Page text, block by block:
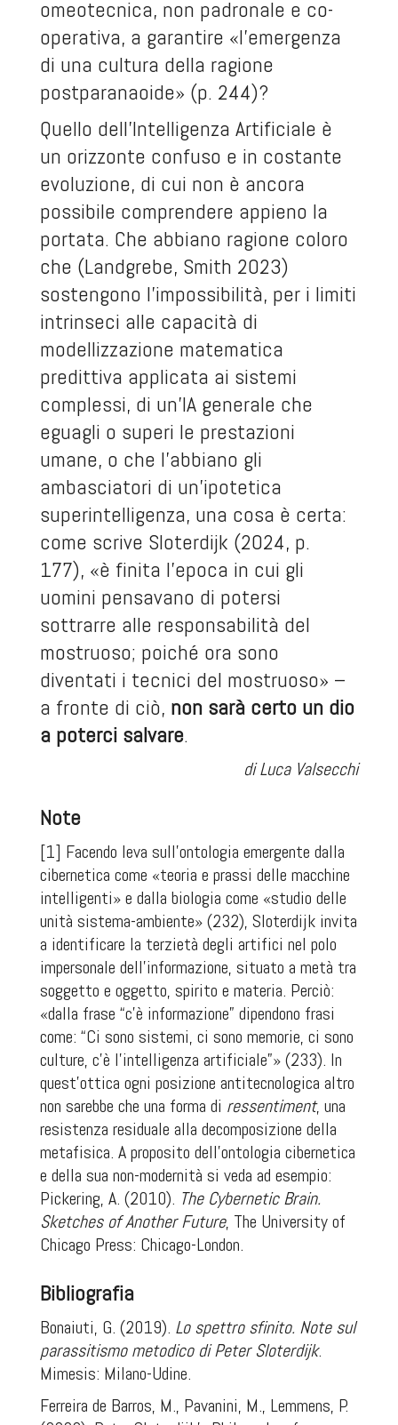
omeotecnica, non padronale e co-
operativa, a garantire «l’emergenza
di una cultura della ragione
postparanaoide» (p. 244)?
Quello dell’Intelligenza Artificiale è
un orizzonte confuso e in costante
evoluzione, di cui non è ancora
possibile comprendere appieno la
portata. Che abbiano ragione coloro
che (Landgrebe, Smith 2023)
sostengono l’impossibilità, per i limiti
intrinseci alle capacità di
modellizzazione matematica
predittiva applicata ai sistemi
complessi, di un’IA generale che
eguagli o superi le prestazioni
umane, o che l’abbiano gli
ambasciatori di un’ipotetica
superintelligenza, una cosa è certa:
come scrive Sloterdijk (2024, p.
177), «è finita l’epoca in cui gli
uomini pensavano di potersi
sottrarre alle responsabilità del
mostruoso; poiché ora sono
diventati i tecnici del mostruoso» –
a fronte di ciò, non sarà certo un dio
a poterci salvare.
di Luca Valsecchi
Note
[1] Facendo leva sull’ontologia emergente dalla
cibernetica come «teoria e prassi delle macchine
intelligenti» e dalla biologia come «studio delle
unità sistema-ambiente» (232), Sloterdijk invita
a identificare la terzietà degli artifici nel polo
impersonale dell’informazione, situato a metà tra
soggetto e oggetto, spirito e materia. Perciò:
«dalla frase “c’è informazione” dipendono frasi
come: “Ci sono sistemi, ci sono memorie, ci sono
culture, c’è l’intelligenza artificiale”» (233). In
quest’ottica ogni posizione antitecnologica altro
non sarebbe che una forma di ressentiment, una
resistenza residuale alla decomposizione della
metafisica. A proposito dell’ontologia cibernetica
e della sua non-modernità si veda ad esempio:
Pickering, A. (2010). The Cybernetic Brain.
Sketches of Another Future, The University of
Chicago Press: Chicago-London.
Bibliografia
Bonaiuti, G. (2019). Lo spettro sfinito. Note sul
parassitismo metodico di Peter Sloterdijk.
Mimesis: Milano-Udine.
Ferreira de Barros, M., Pavanini, M., Lemmens, P.